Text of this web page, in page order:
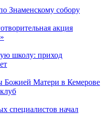
Знаменскому собору
акция
школу: приход
Божией Матери в Кемерове
специалистов начал